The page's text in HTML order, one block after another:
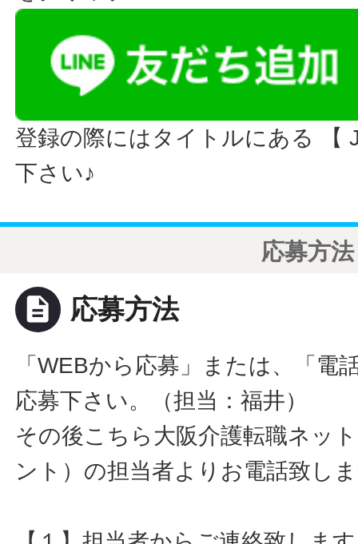
登録の際にはタイトルにある 【
下さい♪
応募方法
description 応募方法
「WEBから応募」または、「電
応募下さい。（担当：福井）
その後こちら大阪介護転職ネッ
ント）の担当者よりお電話致し